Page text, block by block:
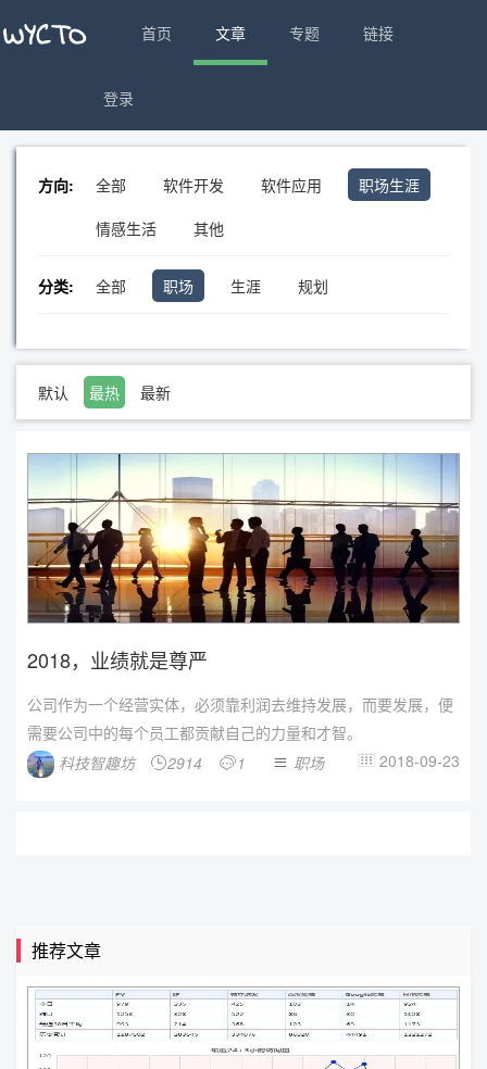
首页 文章 专题 链接
登录
方向: 全部 软件开发 软件应用
职场生涯
情感生活
其他
分类: 全部 职场 生涯 规划
默认 最热 最新
2018，业绩就是尊严
公司作为一个经营实体，必须靠利润去维持发展，而要发展，便
需要公司中的每个员工都贡献自己的力量和才智。
科技智趣坊
2914 1  职场  2018-09-23
推荐文章